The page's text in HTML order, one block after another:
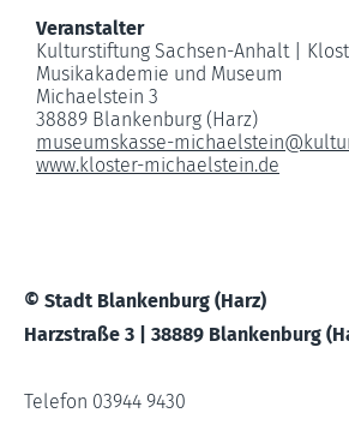
Veranstalter
Kulturstiftung Sachsen-Anhalt |
Musikakademie und Museum
Michaelstein 3
38889 Blankenburg (Harz)
museumskasse-michaelstein@
www.kloster-michaelstein.de
© Stadt Blankenburg (Harz)
Harzstraße 3 | 38889 Blankenburg
Telefon 03944 9430